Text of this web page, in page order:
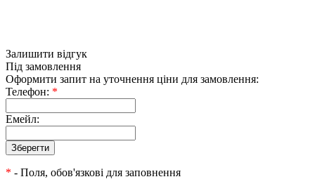
Залишити відгук
Під замовлення
Оформити запит на уточнення ціни для замовлення:
Телефон: *
Емейл:
* - Поля, обов'язкові для заповнення